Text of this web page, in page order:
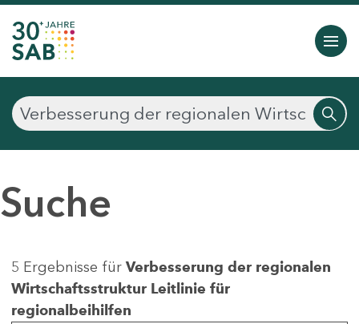
Suche
5 Ergebnisse für Verbesserung der regionalen
Wirtschaftsstruktur Leitlinie für
regionalbeihilfen